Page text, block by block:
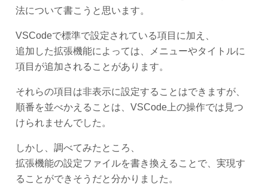
法について書こうと思います。
VSCodeで標準で設定されている項目に加え、
追加した拡張機能によっては、メニューやタイトルに
項目が追加されることがあります。
それらの項目は非表示に設定することはできますが、
順番を並べかえることは、VSCode上の操作では見つ
けられませんでした。
しかし、調べてみたところ、
拡張機能の設定ファイルを書き換えることで、実現す
ることができそうだと分かりました。